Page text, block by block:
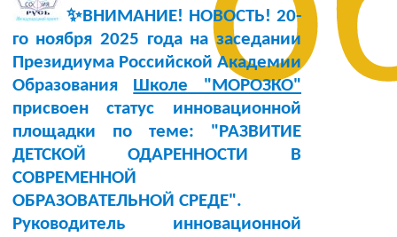
✨ВНИМАНИЕ! НОВОСТЬ! 20-
го ноября 2025 годана заседании
Президиума Российской Академии
Образования Школе "МОРОЗКО"
присвоен статус инновационной
площадки по теме: "РАЗВИТИЕ
ДЕТСКОЙ ОДАРЕННОСТИ В
СОВРЕМЕННОЙ
ОБРАЗОВАТЕЛЬНОЙ СРЕДЕ".
Руководитель инновационной